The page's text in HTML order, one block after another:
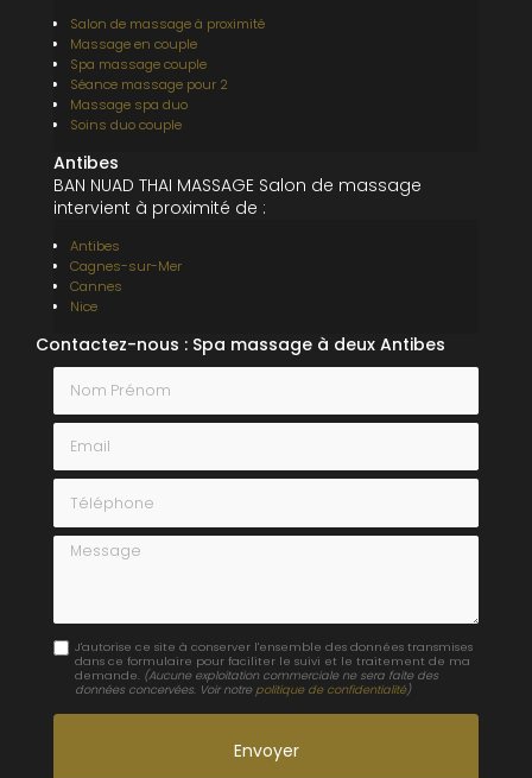
Salon de massage à proximité
Massage en couple
Spa massage couple
Séance massage pour 2
Massage spa duo
Soins duo couple
Antibes
BAN NUAD THAI MASSAGE Salon de massage
intervient à proximité de :
Antibes
Cagnes-sur-Mer
Cannes
Nice
Contactez-nous : Spa massage à deux Antibes
Nom Prénom
Email
Téléphone
Message
J'autorise ce site à conserver l'ensemble des données transmises
dans ce formulaire pour faciliter le suivi et le traitement de ma
demande. (Aucune exploitation commerciale ne sera faite des
données concervées. Voir notre politique de confidentialité)